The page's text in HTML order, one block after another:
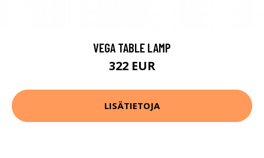
VEGA TABLE LAMP
322 EUR
LISÄTIETOJA